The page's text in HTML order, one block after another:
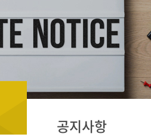
공지사항